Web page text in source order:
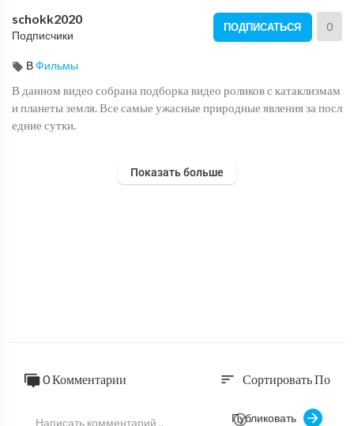
schokk2020
Подписчики
ПОДПИСАТЬСЯ 0
ВФильмы
В данном видео собрана подборка видео роликов с катаклизмам
и планеты земля. Все самые ужасные природные явления за посл
едние сутки.
Telegram: https://t.me/joinchat/AAAAAFSLtWuTV76PCkFUs
Показать больше
0 Комментарии sort Сортировать По
Публиковать